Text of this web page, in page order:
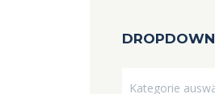
DROPDOWN